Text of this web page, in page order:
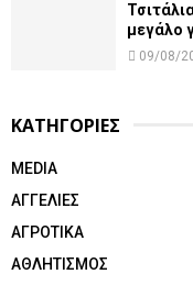
μεγάλο
09/08/
ΚΑΤΗΓΟΡΙΕΣ
MEDIA
ΑΓΓΕΛΙΕΣ
ΑΓΡΟΤΙΚΑ
ΑΘΛΗΤΙΣΜΟΣ